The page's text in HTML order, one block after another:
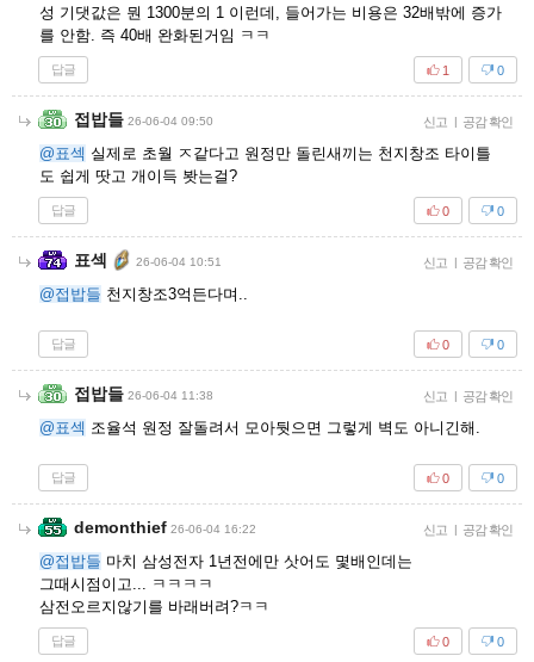
성 기댓값은 뭔 1300분의 1 이런데, 들어가는 비용은 32배밖에 증가
를 안함. 즉 40배 완화된거임 ㅋㅋ
답글 0
1
접밥들 26-06-04 09:50 신고 | 공감 확인
@표섹 실제로 초월 ㅈ같다고 원정만 돌린새끼는 천지창조 타이틀
도 쉽게 땃고 개이득 봣는걸?
답글 0
0
표섹 26-06-04 10:51 신고 | 공감 확인
@접밥들 천지창조3억든다며..
답글 0
0
접밥들 26-06-04 11:38 신고 | 공감 확인
@표섹 조율석 원정 잘돌려서 모아둿으면 그렇게 벽도 아니긴해.
답글 0
0
demonthief 26-06-04 16:22 신고 | 공감 확인
@접밥들 마치 삼성전자 1년전에만 삿어도 몇배인데는
그때시점이고... ㅋㅋㅋㅋ
삼전오르지않기를 바래버려?ㅋㅋ
답글 0
0